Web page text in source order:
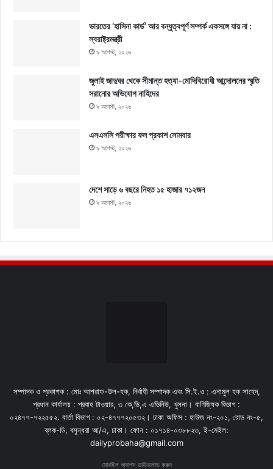
ভারতের ‘হাসিনা কার্ড’ আর বন্ধুত্বপূর্ণ সম্পর্ক একসঙ্গে যায় না :
স্বরাষ্ট্রমন্ত্রী
৯ আগস্ট, ২০২৬
জুলাই জাদুঘর থেকে সীমান্ত হত্যা-মোদিবিরোধী আন্দোলনের স্মৃতি
সরানোর অভিযোগ নাহিদের
৯ আগস্ট, ২০২৬
এসএসসি পরীক্ষার ফল প্রকাশ সোমবার
৯ আগস্ট, ২০২৬
দেশে সাড়ে ৬ বছরে নিহত ১৫ হাজার ৭১২জন
৯ আগস্ট, ২০২৬
সম্পাদক ও প্রকাশক : মোঃ আশরাফ-উল-হক, নির্বাহী সম্পাদক এবং সি.ই.ও : এনামুল হক সাহেদ,
প্রধান কার্যালয় : প্রবাহ টাওয়ার, ৩ কে,ডি,এ এভিনিউ, খুলনা। বাণিজ্যিক বিভাগ :
০২৪৭৭-৭২২৫৫২. বার্তা বিভাগ : ০২-৪৭৭৭২০৫৩২। ঢাকা অফিস : হাউজ নং-২০১, রোড নং-৫,
ব্লক-ডি, বসুন্ধরা আ/এ, ঢাকা। ফোন : ০১৭১৪-০৩৮৮২৩, ই-মেইল:
dailyprobaha@gmail.com
মোবাইল অ্যাপস ডাউনলোড করুন